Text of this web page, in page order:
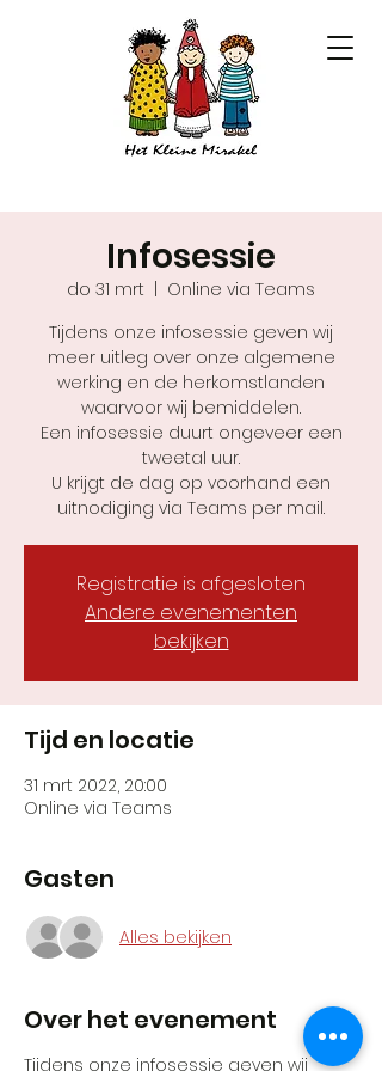
Infosessie
do 31 mrt
Online via Teams
Tijdens onze infosessie geven wij
meer uitleg over onze algemene
werking en de herkomstlanden
waarvoor wij bemiddelen.
Een infosessie duurt ongeveer een
tweetal uur.
U krijgt de dag op voorhand een
uitnodiging via Teams per mail.
Registratie is afgesloten
Andere evenementen
bekijken
Tijd en locatie
31 mrt 2022, 20:00
Online via Teams
Gasten
Alles bekijken
Over het evenement
Tijdens onze infosessie geven wij